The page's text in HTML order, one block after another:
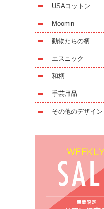
USAコットン
Moomin
動物たちの柄
エスニック
和柄
手芸用品
その他のデザイン